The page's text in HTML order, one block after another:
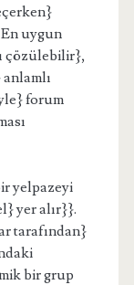
uygun
çözülebilir},
forum
yelpazeyi
yer alır}}.
tarafından}
bir grup